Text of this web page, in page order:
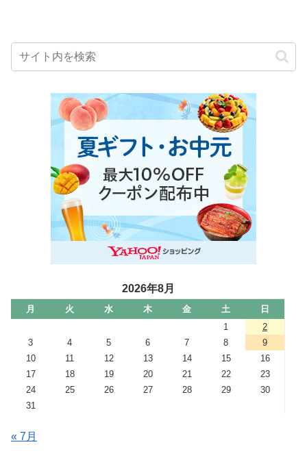
2026年8月
月 火 水 木 金 土
日
1
2
3
4 5 6 7 8
9
10
11 12 13 14 15
16
17
18 19 20 21 22
23
24
25 26 27 28 29
30
31
« 7月